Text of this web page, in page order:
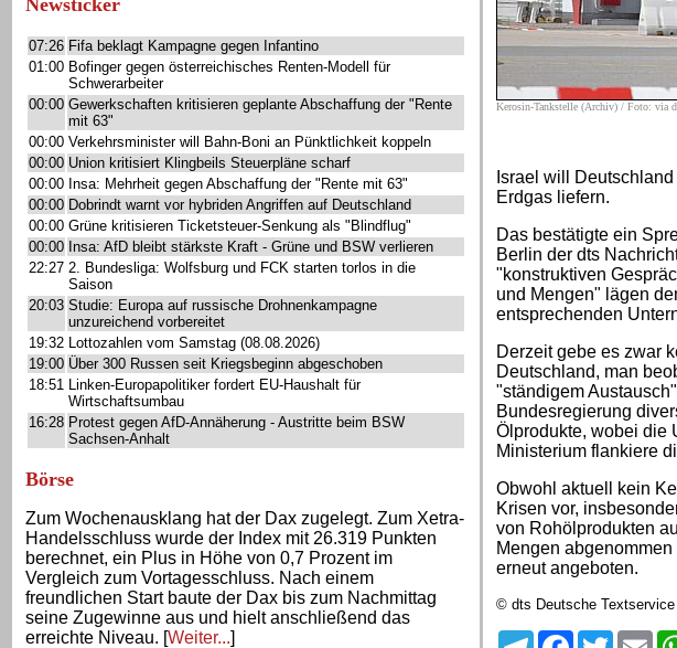
Newsticker
07:26 Fifa beklagt Kampagne gegen Infantino
01:00 Bofinger gegen österreichisches Renten-Modell für
Schwerarbeiter
00:00 Gewerkschaften kritisieren geplante Abschaffung der "Rente
mit 63"
00:00 Verkehrsminister will Bahn-Boni an Pünktlichkeit koppeln
00:00 Union kritisiert Klingbeils Steuerpläne scharf
00:00 Insa: Mehrheit gegen Abschaffung der "Rente mit 63"
00:00 Dobrindt warnt vor hybriden Angriffen auf Deutschland
00:00 Grüne kritisieren Ticketsteuer-Senkung als "Blindflug"
00:00 Insa: AfD bleibt stärkste Kraft - Grüne und BSW verlieren
22:27 2. Bundesliga: Wolfsburg und FCK starten torlos in die
Saison
20:03 Studie: Europa auf russische Drohnenkampagne
unzureichend vorbereitet
19:32 Lottozahlen vom Samstag (08.08.2026)
19:00 Über 300 Russen seit Kriegsbeginn abgeschoben
18:51 Linken-Europapolitiker fordert EU-Haushalt für
Wirtschaftsumbau
16:28 Protest gegen AfD-Annäherung - Austritte beim BSW
Sachsen-Anhalt
Börse
Zum Wochenausklang hat der Dax zugelegt. Zum Xetra-
Handelsschluss wurde der Index mit 26.319 Punkten
berechnet, ein Plus in Höhe von 0,7 Prozent im
Vergleich zum Vortagesschluss. Nach einem
freundlichen Start baute der Dax bis zum Nachmittag
seine Zugewinne aus und hielt anschließend das
erreichte Niveau. [Weiter...]
Kerosin-Tankstelle (Archiv) / Foto: via
Israel will
Erdgas liefern.
Das bestätigte ein
Berlin der dts
"konstruktiven
und Mengen" lägen
entsprechenden
Derzeit gebe es zwar
Deutschland, man
"ständigem
Bundesregierung
Ölprodukte, wobei die
Ministerium flankiere
Obwohl aktuell kein
Krisen vor,
von Rohölprodukten
Mengen
erneut angeboten.
© dts Deutsche
TelegramFacebookTwitter